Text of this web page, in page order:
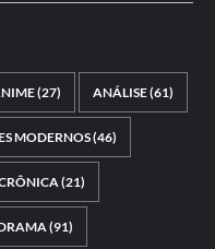
(27) ANÁLISE(61)
MODERNOS(46)
(21)
(91)